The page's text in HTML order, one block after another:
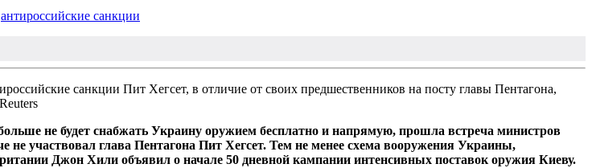
антироссийские санкции
Пит Хегсет, в отличие от своих предшественников на посту главы Пентагона,
не будет снабжать Украину оружием бесплатно и напрямую, прошла встреча министров
участвовал глава Пентагона Пит Хегсет. Тем не менее схема вооружения Украины,
Джон Хили объявил о начале 50 дневной кампании интенсивных поставок оружия Киеву.